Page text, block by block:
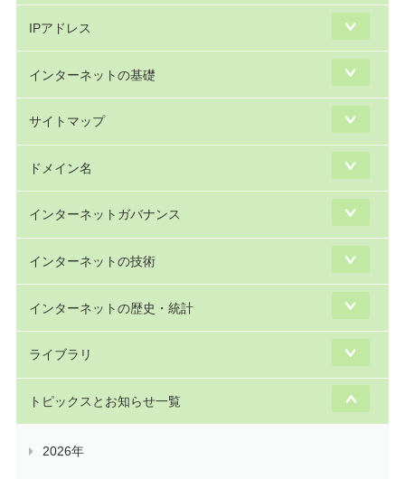
IPアドレス
インターネットの基礎
サイトマップ
ドメイン名
インターネットガバナンス
インターネットの技術
インターネットの歴史・統計
ライブラリ
トピックスとお知らせ一覧
2026年